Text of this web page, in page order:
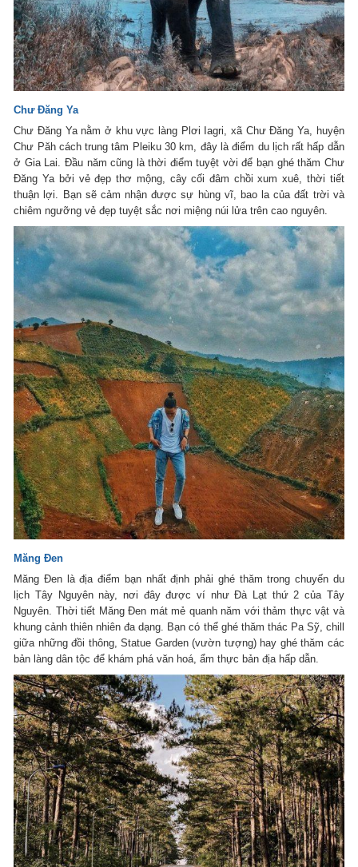
Chư Đăng Ya
Chư Đăng Ya nằm ở khu vực làng Plơi Iagri, xã Chư Đăng Ya, huyện
Chư Păh cách trung tâm Pleiku 30 km, đây là điểm du lịch rất hấp dẫn
ở Gia Lai. Đầu năm cũng là thời điểm tuyệt vời để bạn ghé thăm Chư
Đăng Ya bởi vẻ đẹp thơ mộng, cây cối đâm chồi xum xuê, thời tiết
thuận lợi. Bạn sẽ cảm nhận được sự hùng vĩ, bao la của đất trời và
chiêm ngưỡng vẻ đẹp tuyệt sắc nơi miệng núi lửa trên cao nguyên.
Măng Đen
Măng Đen là địa điểm bạn nhất định phải ghé thăm trong chuyến du
lịch Tây Nguyên này, nơi đây được ví như Đà Lạt thứ 2 của Tây
Nguyên. Thời tiết Măng Đen mát mẻ quanh năm với thảm thực vật và
khung cảnh thiên nhiên đa dạng. Bạn có thể ghé thăm thác Pa Sỹ, chill
giữa những đồi thông, Statue Garden (vườn tượng) hay ghé thăm các
bản làng dân tộc để khám phá văn hoá, ẩm thực bản địa hấp dẫn.